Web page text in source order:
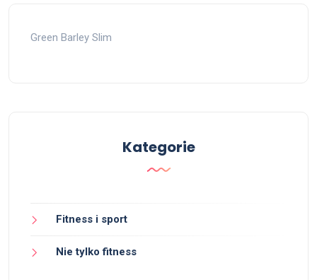
Green Barley Slim
Kategorie
Fitness i sport
Nie tylko fitness